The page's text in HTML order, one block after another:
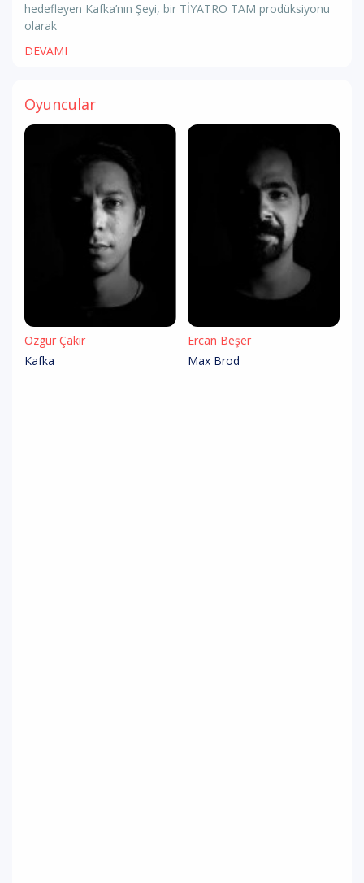
hedefleyen Kafka’nın Şeyi, bir TİYATRO TAM prodüksiyonu
olarak
DEVAMI
Oyuncular
Özgür Çakır
Kafka
Ercan Beşer
Max Brod